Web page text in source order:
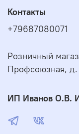
Контакты
+79687080071
Розничный
Профсоюзная, д.
ИП Иванов О.В.